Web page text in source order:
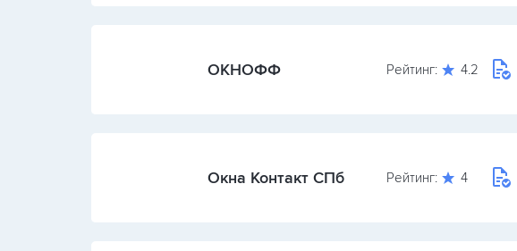
ОКНОФФ Рейтинг: 4.2
Окна Контакт СПб Рейтинг: 4